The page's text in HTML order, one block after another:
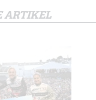
ARTIKEL